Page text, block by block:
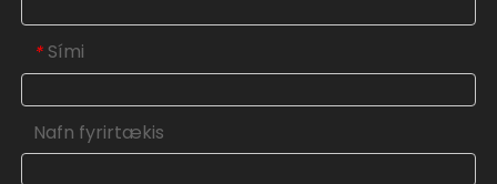
* Sími
Nafn fyrirtækis